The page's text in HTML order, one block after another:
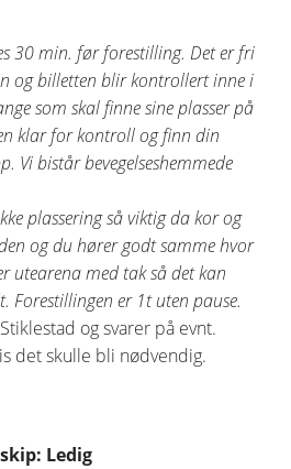
30 min. før forestilling. Det er fri
og billetten blir kontrollert inne i
som skal finne sine plasser på
klar for kontroll og finn din
Vi bistår bevegelseshemmede
plassering så viktig da kor og
og du hører godt samme hvor
utearena med tak så det kan
Forestillingen er 1t uten pause.
og svarer på evnt.
det skulle bli nødvendig.
Ledig